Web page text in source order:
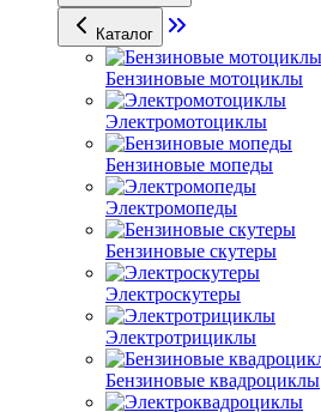
Каталог
Бензиновые мотоциклы
Электромотоциклы
Бензиновые мопеды
Электромопеды
Бензиновые скутеры
Электроскутеры
Электротрициклы
Бензиновые квадроциклы